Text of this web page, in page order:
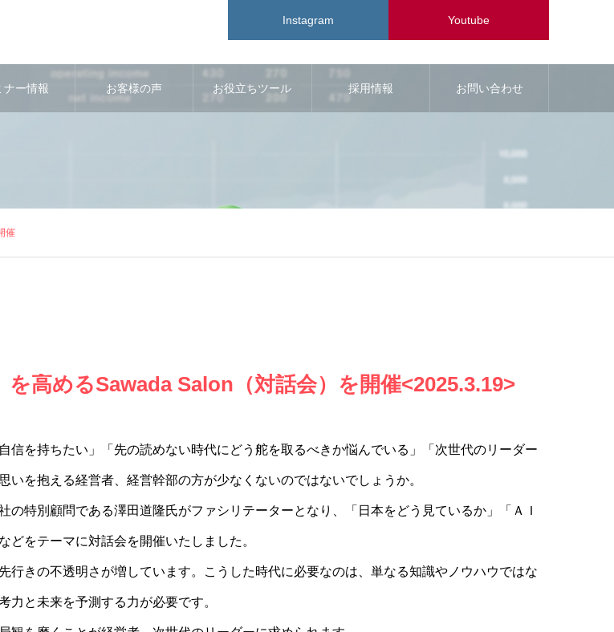
Instagram Youtube
ナー情報 お客様の声 お役立ちツール 採用情報 お問い合わせ
催
を高めるSawada Salon（対話会）を開催<2025.3.19>
信を持ちたい」「先の読めない時代にどう舵を取るべきか悩んでいる」「次世代のリーダー
いを抱える経営者、経営幹部の方が少なくないのではないでしょうか。
の特別顧問である澤田道隆氏がファシリテーターとなり、「日本をどう見ているか」「ＡＩ
どをテーマに対話会を開催いたしました。
行きの不透明さが増しています。こうした時代に必要なのは、単なる知識やノウハウではな
力と未来を予測する力が必要です。